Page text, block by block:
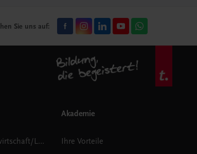
Sie uns auf:
Fertigungswirtschaft/Logistik
Akademie
Ihre Vorteile